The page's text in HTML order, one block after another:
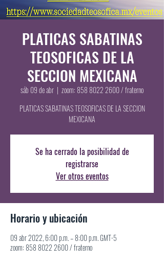
PLATICAS SABATINAS
TEOSOFICAS DE LA
SECCION MEXICANA
sáb 09 de abr
  |
zoom: 858 8022 2600 / fraterno
PLATICAS SABATINAS TEOSOFICAS DE LA SECCION
MEXICANA
Se ha cerrado la posibilidad de
registrarse
Ver otros eventos
Horario y ubicación
09 abr 2022, 6:00 p.m. – 8:00 p.m. GMT-5
zoom: 858 8022 2600 / fraterno